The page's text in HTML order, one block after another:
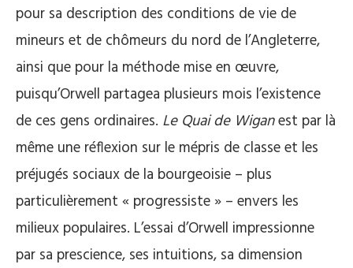
pour sa description des conditions de vie de
mineurs et de chômeurs du nord de l’Angleterre,
ainsi que pour la méthode mise en œuvre,
puisqu’Orwell partagea plusieurs mois l’existence
de ces gens ordinaires. Le Quai de Wiganest par là
même une réflexion sur le mépris de classe et les
préjugés sociaux de la bourgeoisie – plus
particulièrement « progressiste » – envers les
milieux populaires. L’essai d’Orwell impressionne
par sa prescience, ses intuitions, sa dimension